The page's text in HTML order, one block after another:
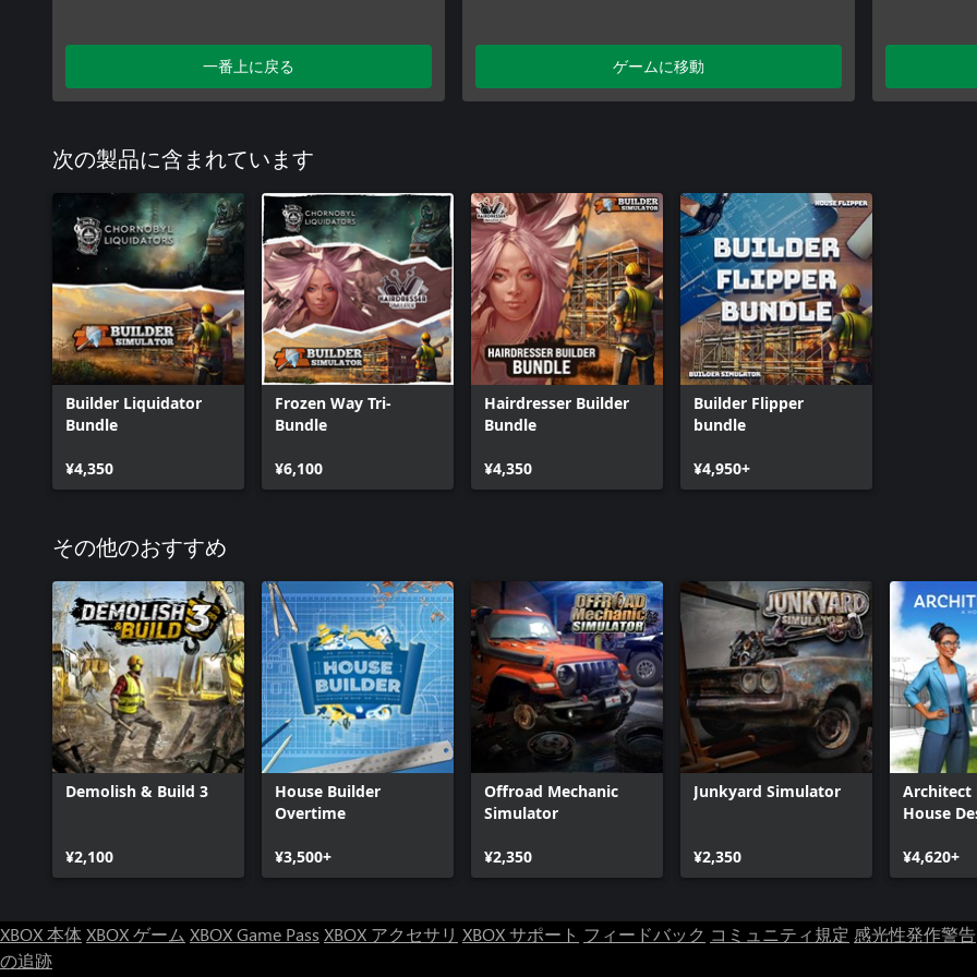
一番上に戻る ゲームに移動
次の製品に含まれています
Builder Liquidator
Bundle
¥4,350
Frozen Way Tri-
Bundle
¥6,100
Hairdresser Builder
Bundle
¥4,350
Builder Flipper
bundle
¥4,950+
その他のおすすめ
Demolish & Build 3
¥2,100
House Builder
Overtime
¥3,500+
Offroad Mechanic
Simulator
¥2,350
Junkyard Simulator
¥2,350
Architect
House
¥4,620+
XBOX 本体XBOX ゲーム XBOX Game Pass XBOX アクセサリ XBOX サポート フィードバック コミュニティ規定 感光性発作警告
の追跡